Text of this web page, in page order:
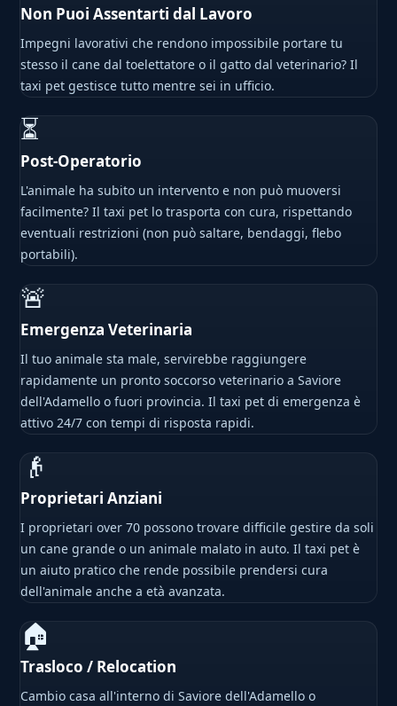
Non Puoi Assentarti dal Lavoro
Impegni lavorativi che rendono impossibile portare tu
stesso il cane dal toelettatore o il gatto dal veterinario? Il
taxi pet gestisce tutto mentre sei in ufficio.
⏳
Post-Operatorio
L'animale ha subito un intervento e non può muoversi
facilmente? Il taxi pet lo trasporta con cura, rispettando
eventuali restrizioni (non può saltare, bendaggi, flebo
portabili).
🚨
Emergenza Veterinaria
Il tuo animale sta male, servirebbe raggiungere
rapidamente un pronto soccorso veterinario a Saviore
dell'Adamello o fuori provincia. Il taxi pet di emergenza è
attivo 24/7 con tempi di risposta rapidi.
👴
Proprietari Anziani
I proprietari over 70 possono trovare difficile gestire da soli
un cane grande o un animale malato in auto. Il taxi pet è
un aiuto pratico che rende possibile prendersi cura
dell'animale anche a età avanzata.
🏠
Trasloco / Relocation
Cambio casa all'interno di Saviore dell'Adamello o